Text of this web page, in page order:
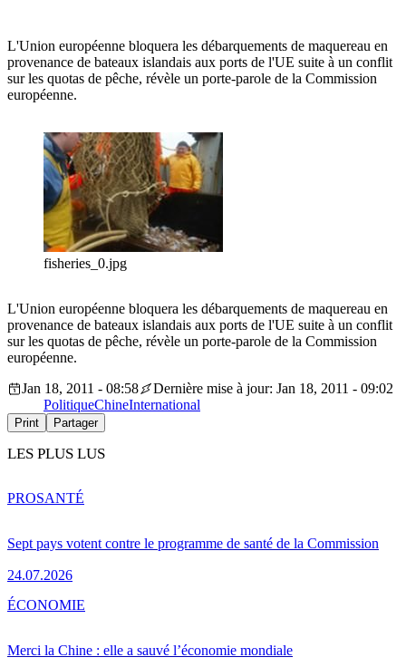
L'Union européenne bloquera les débarquements de maquereau en
provenance de bateaux islandais aux ports de l'UE suite à un conflit
sur les quotas de pêche, révèle un porte-parole de la Commission
européenne.
fisheries_0.jpg
L'Union européenne bloquera les débarquements de maquereau en
provenance de bateaux islandais aux ports de l'UE suite à un conflit
sur les quotas de pêche, révèle un porte-parole de la Commission
européenne.
Jan 18, 2011 - 08:58
Dernière mise à jour: Jan 18, 2011 - 09:02
PolitiqueChineInternational
Print Partager
LES PLUS LUS
Sept pays votent contre le programme de santé de la Commission
24.07.2026
PROSANTÉ
Merci la Chine : elle a sauvé l’économie mondiale
ÉCONOMIE